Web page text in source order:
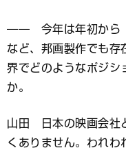
―― 今年は年初から『
など、邦画製作でも存
界でどのようなポジシ
か。
山田 日本の映画会社
くありません。われわ